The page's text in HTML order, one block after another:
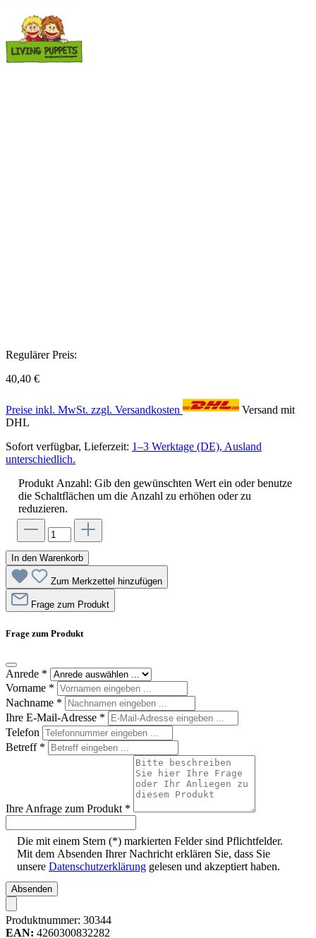
Regulärer Preis:
40,40 €
Preise inkl. MwSt. zzgl. Versandkosten
Versand mit
DHL
Sofort verfügbar, Lieferzeit: 1–3 Werktage (DE), Ausland
unterschiedlich.
Produkt Anzahl: Gib den gewünschten Wert ein oder benutze
die Schaltflächen um die Anzahl zu erhöhen oder zu
reduzieren.
In den Warenkorb
Zum Merkzettel hinzufügen
Frage zum Produkt
Frage zum Produkt
Anrede *
Vorname *
Nachname *
Ihre E-Mail-Adresse *
Telefon
Betreff *
Ihre Anfrage zum Produkt *
Die mit einem Stern (*) markierten Felder sind Pflichtfelder.
Mit dem Absenden Ihrer Nachricht erklären Sie, dass Sie
unsere Datenschutzerklärung gelesen und akzeptiert haben.
Absenden
Produktnummer: 30344
EAN: 4260300832282